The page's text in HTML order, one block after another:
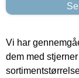
Vi har
dem med